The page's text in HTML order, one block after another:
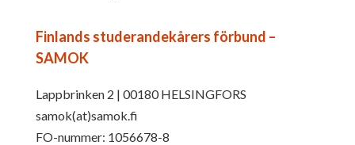
Finlands studerandekårers förbund –
SAMOK
Lappbrinken 2 | 00180 HELSINGFORS
samok(at)samok.fi
FO-nummer: 1056678-8